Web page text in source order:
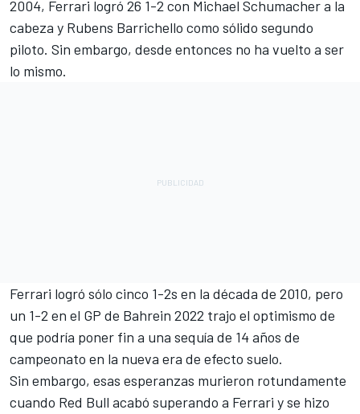
2004, Ferrari logró 26 1-2 con Michael Schumacher a la
cabeza y Rubens Barrichello como sólido segundo
piloto. Sin embargo, desde entonces no ha vuelto a ser
lo mismo.
Ferrari logró sólo cinco 1-2s en la década de 2010, pero
un 1-2 en el GP de Bahrein 2022 trajo el optimismo de
que podría poner fin a una sequía de 14 años de
campeonato en la nueva era de efecto suelo.
Sin embargo, esas esperanzas murieron rotundamente
cuando Red Bull acabó superando a Ferrari y se hizo